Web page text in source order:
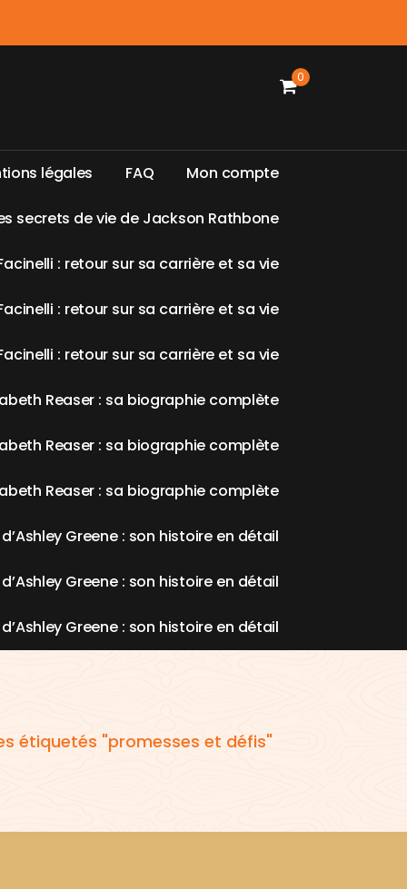
0
tions légales FAQ Mon compte
s secrets devie de Jackson Rathbone
acinelli : retour sur sa carrière et sa vie
acinelli : retour sur sa carrière et sa vie
acinelli : retour sur sa carrière et sa vie
abeth Reaser : sa biographie complète
abeth Reaser : sa biographie complète
abeth Reaser : sa biographie complète
d’Ashley Greene : son histoire en détail
d’Ashley Greene : son histoire en détail
d’Ashley Greene : son histoire en détail
étiquetés "promesses et défis"